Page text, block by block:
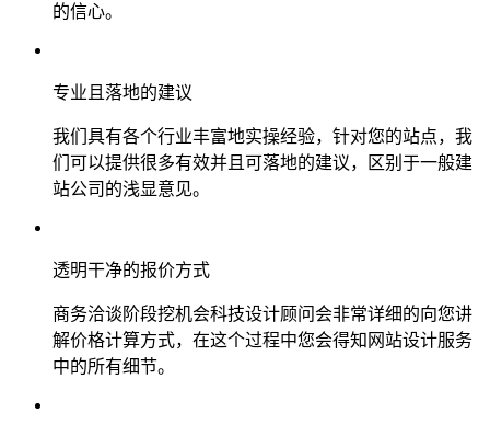
的信心。
专业且落地的建议
我们具有各个行业丰富地实操经验，针对您的站点，我
们可以提供很多有效并且可落地的建议，区别于一般建
站公司的浅显意见。
透明干净的报价方式
商务洽谈阶段挖机会科技设计顾问会非常详细的向您讲
解价格计算方式，在这个过程中您会得知网站设计服务
中的所有细节。